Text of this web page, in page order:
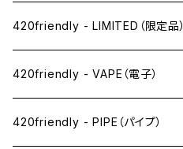
420friendly - LIMITED（限定品）
420friendly - VAPE（電子）
ペン下
420friendly - PIPE（パイプ）